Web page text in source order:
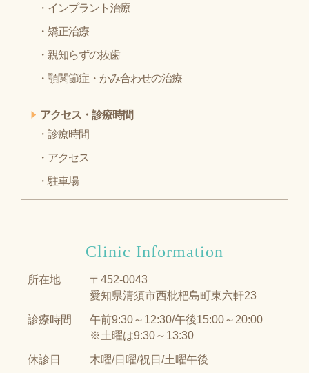
インプラント治療
矯正治療
親知らずの抜歯
顎関節症・かみ合わせの治療
アクセス・診療時間
診療時間
アクセス
駐車場
Clinic Information
所在地
〒452-0043
愛知県清須市西枇杷島町東六軒23
診療時間
午前9:30～12:30/午後15:00～20:00
※土曜は9:30～13:30
休診日 木曜/日曜/祝日/土曜午後